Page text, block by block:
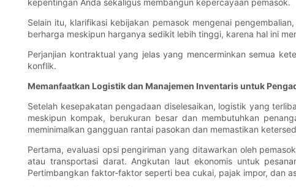
kepentingan Anda sekaligus membangun kepercayaan pemasok.
Selain itu, klarifikasi kebijakan pemasok mengenai
berharga meskipun harganya sedikit lebih tinggi, karena hal ini
Perjanjian kontraktual yang jelas yang mencerminkan semua
konflik.
Memanfaatkan Logistik dan Manajemen Inventaris untuk
Setelah kesepakatan pengadaan diselesaikan, logistik yang
meskipun kompak, berukuran besar dan membutuhkan
meminimalkan gangguan rantai pasokan dan memastikan
Pertama, evaluasi opsi pengiriman yang ditawarkan oleh
atau transportasi darat. Angkutan laut ekonomis untuk
Pertimbangkan faktor-faktor seperti bea cukai, pajak impor, dan